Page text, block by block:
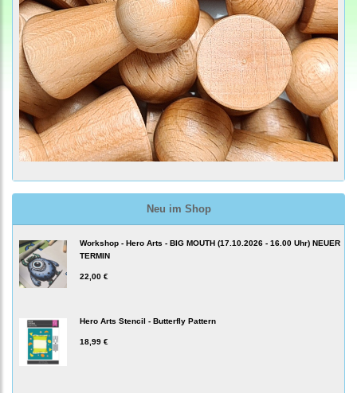
Neu im Shop
Workshop - Hero Arts - BIG MOUTH (17.10.2026 - 16.00 Uhr) NEUER
TERMIN
22,00 €
Hero Arts Stencil - Butterfly Pattern
18,99 €